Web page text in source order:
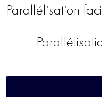
Parallélisation